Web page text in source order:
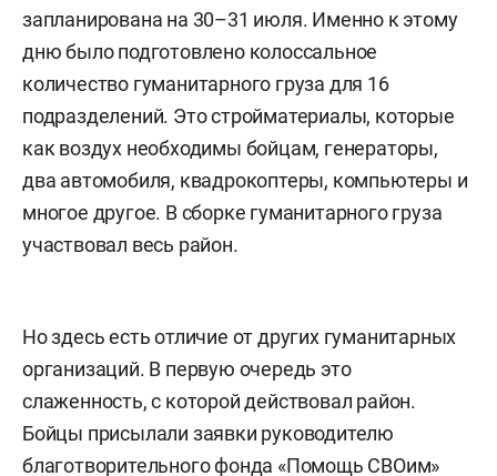
запланирована на 30–31 июля. Именно к этому
дню было подготовлено колоссальное
количество гуманитарного груза для 16
подразделений. Это стройматериалы, которые
как воздух необходимы бойцам, генераторы,
два автомобиля, квадрокоптеры, компьютеры и
многое другое. В сборке гуманитарного груза
участвовал весь район.
Но здесь есть отличие от других гуманитарных
организаций. В первую очередь это
слаженность, с которой действовал район.
Бойцы присылали заявки руководителю
благотворительного фонда «Помощь СВОим»